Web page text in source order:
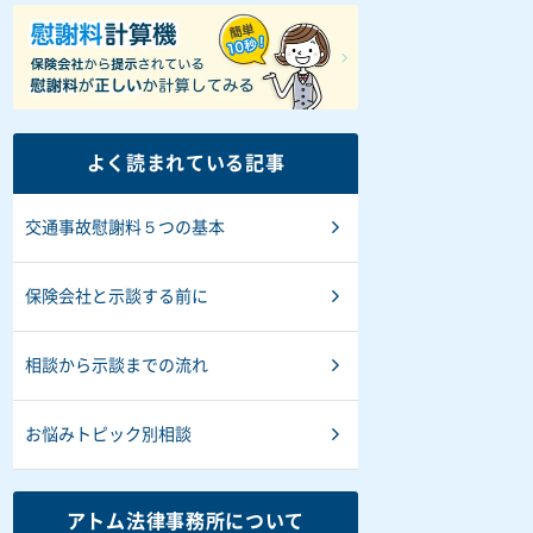
よく読まれている記事
交通事故慰謝料５つの基本
保険会社と示談する前に
相談から示談までの流れ
お悩みトピック別相談
アトム法律事務所について